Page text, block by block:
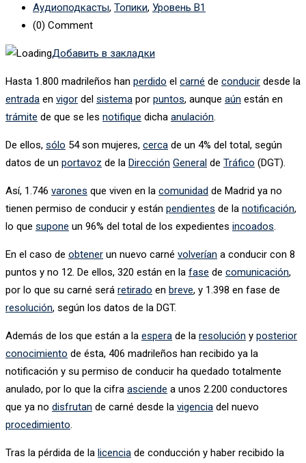
Аудиоподкасты, Топики, Уровень B1
(0) Comment
Добавить в закладки
Hasta 1.800 madrileños han perdido el carné de conducir desde la
entrada en vigor del sistema por puntos, aunque aún están en
trámite de que se les notifique dicha anulación
De ellos, sólo 54 son mujeres, cerca de un 4% del total, según
datos de un portavoz de la Dirección General de Tráfico (DGT).
Así, 1.746 varones que viven en la comunidad de Madrid ya no
tienen permiso de conducir y están pendientes de la notificación,
lo que supone un 96% del total de los expedientes incoados
En el caso de obtener un nuevo carné volverían a conducir con 8
puntos y no 12. De ellos, 320 están en la fase de comunicación,
por lo que su carné será retirado en breve, y 1.398 en fase de
resolución, según los datos de la DGT.
Además de los que están a la espera de la resolución y posterior
conocimiento de ésta, 406 madrileños han recibido ya la
notificación y su permiso de conducir ha quedado totalmente
anulado, por lo que la cifra asciende a unos 2.200 conductores
que ya no disfrutan de carné desde la vigencia del nuevo
procedimiento
Tras la pérdida de la licencia de conducción y haber recibido la